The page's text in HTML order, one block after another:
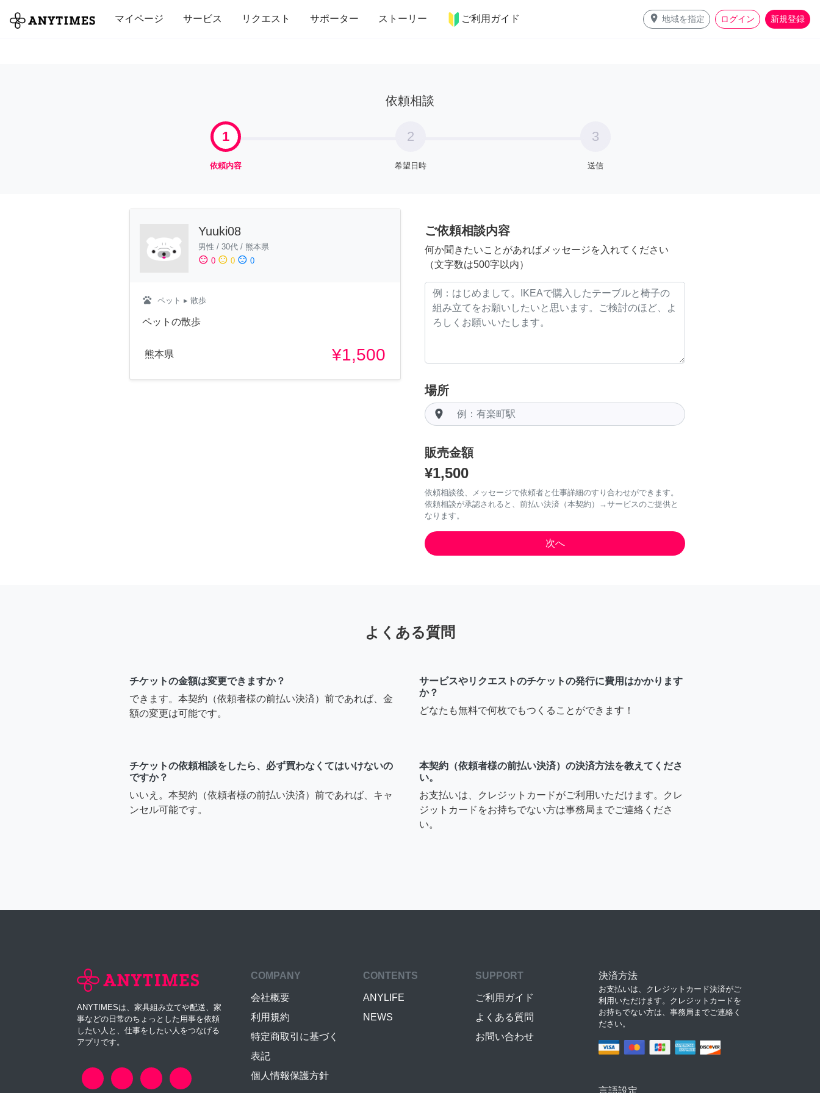
マイページ サービス リクエスト サポーター ストーリー ご利用ガイド place 地域を指定 ログイン 新規登録
全て 修理・組立 家事 引っ越し インテリア 趣味・習い事 ペット 料理
依頼相談
1
依頼内容
2
希望日時
3
送信
Yuuki08
男性 / 30代 / 熊本県
sentiment_satisfied 0 sentiment_neutral 0 sentiment_dissatisfied 0
pets ペット ▸ 散歩
ペットの散歩
熊本県 ¥1,500
ご依頼相談内容
何か聞きたいことがあればメッセージを入れてください
（文字数は500字以内）
場所
room
販売金額
¥1,500
依頼相談後、メッセージで依頼者と仕事詳細のすり合わせができます。
依頼相談が承認されると、前払い決済（本契約）→サービスのご提供と
なります。
よくある質問
チケットの金額は変更できますか？
できます。本契約（依頼者様の前払い決済）前であれば、金
額の変更は可能です。
サービスやリクエストのチケットの発行に費用はかかります
か？
どなたも無料で何枚でもつくることができます！
チケットの依頼相談をしたら、必ず買わなくてはいけないの
ですか？
いいえ。本契約（依頼者様の前払い決済）前であれば、キャ
ンセル可能です。
本契約（依頼者様の前払い決済）の決済方法を教えてくださ
い。
お支払いは、クレジットカードがご利用いただけます。クレ
ジットカードをお持ちでない方は事務局までご連絡くださ
い。
ANYTIMESは、家具組み立てや配送、家
事などの日常のちょっとした用事を依頼
したい人と、仕事をしたい人をつなげる
アプリです。
COMPANY
会社概要
利用規約
特定商取引に基づく
表記
個人情報保護方針
CONTENTS
ANYLIFE
NEWS
SUPPORT
ご利用ガイド
よくある質問
お問い合わせ
決済方法
お支払いは、クレジットカード決済がご
利用いただけます。クレジットカードを
お持ちでない方は、事務局までご連絡く
ださい。
言語設定